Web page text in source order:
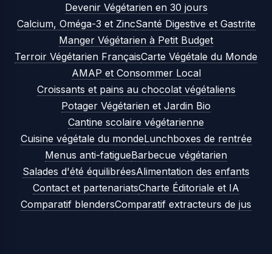
Devenir Végétarien en 30 jours
Calcium, Oméga-3 et ZincSanté Digestive et Gastrite
Manger Végétarien à Petit Budget
Terroir Végétarien FrançaisCarte Végétale du Monde
AMAP et Consommer Local
Croissants et pains au chocolat végétaliens
Potager Végétarien et Jardin Bio
Cantine scolaire végétarienne
Cuisine végétale du mondeLunchboxes de rentrée
Menus anti-fatigueBarbecue végétarien
Salades d'été équilibréesAlimentation des enfants
Contact et partenariatsCharte Éditoriale et IA
Comparatif blendersComparatif extracteurs de jus